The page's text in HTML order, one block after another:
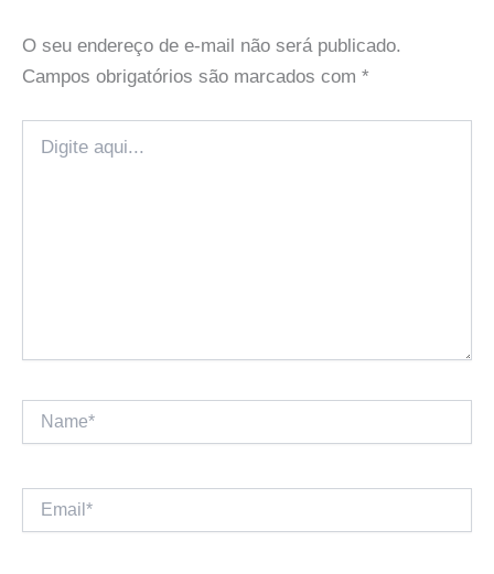
O seu endereço de e-mail não será publicado.
Campos obrigatórios são marcados com *
aqui...